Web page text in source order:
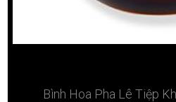
Bình Hoa Pha Lê Tiệp